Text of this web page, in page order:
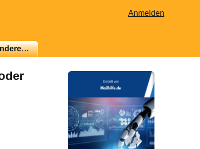
Anmelden